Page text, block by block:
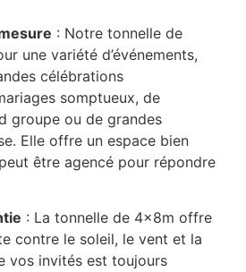
: Notre tonnelle de
une variété d’événements,
célébrations
somptueux, de
groupe ou de grandes
Elle offre un espace bien
être agencé pour répondre
: La tonnelle de 4x8m offre
contre le soleil, le vent et la
vos invités est toujours